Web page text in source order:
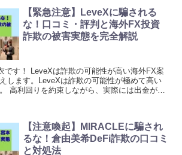
【緊急注意】LeveXに騙される
な！口コミ・評判と海外FX投資
詐欺の被害実態を完全解説
です！ LeveXは詐欺の可能性が高い海外FX案
します。LeveXは詐欺の可能性が極めて高い
高利回りを約束しながら、実際には出金がで
【注意喚起】MIRACLEに騙され
るな！倉由美希DeFi詐欺の口コミ
と対処法